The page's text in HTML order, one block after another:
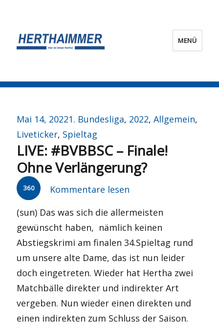
MENÜ
Veröffentlicht
am
Mai 14, 2022Kategorien
1. Bundesliga, 2022,Allgemein,
Liveticker, Spieltag
LIVE: #BVBBSC – Finale!
Ohne Verlängerung?
360
Kommentare lesen
(sun) Das was sich die allermeisten
gewünscht haben, nämlich keinen
Abstiegskrimi am finalen 34.Spieltag rund
um unsere alte Dame, das ist nun leider
doch eingetreten. Wieder hat Hertha zwei
Matchbälle direkter und indirekter Art
vergeben. Nun wieder einen direkten und
einen indirekten zum Schluss der Saison.